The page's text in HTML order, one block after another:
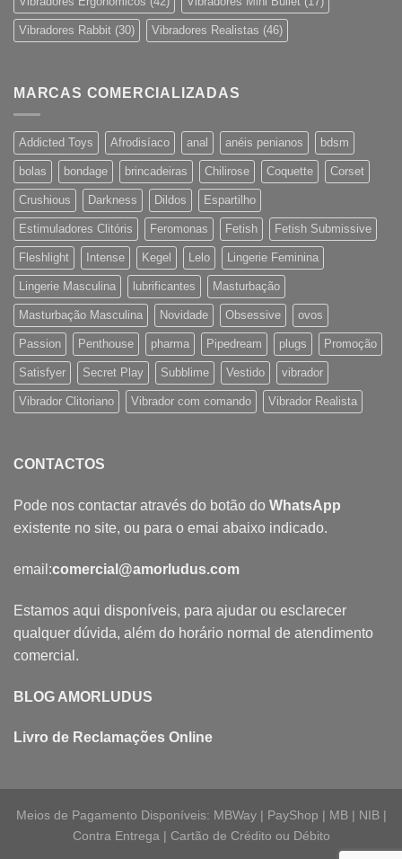
Vibradores Rabbit (30) Vibradores Realistas (46)
MARCAS COMERCIALIZADAS
Addicted Toys Afrodisíaco anal anéis penianos bdsm
bolas bondage brincadeiras Chilirose Coquette Corset
Crushious Darkness Dildos Espartilho
Estimuladores Clitóris Feromonas Fetish Fetish Submissive
Fleshlight Intense Kegel Lelo Lingerie Feminina
Lingerie Masculina lubrificantes Masturbação
Masturbação Masculina Novidade Obsessive ovos
Passion Penthouse pharma Pipedream plugs Promoção
Satisfyer Secret Play Subblime Vestido vibrador
Vibrador Clitoriano Vibrador com comando Vibrador Realista
CONTACTOS
Pode nos contactar através do botão do WhatsApp
existente no site, ou para o emai abaixo indicado.
email:comercial@amorludus.com
Estamos aqui disponíveis, para ajudar ou esclarecer
qualquer dúvida, além do horário normal de atendimento
comercial.
BLOG AMORLUDUS
Livro de Reclamações Online
Meios de Pagamento Disponíveis: MBWay | PayShop | MB | NIB |
Contra Entrega | Cartão de Crédito ou Débito